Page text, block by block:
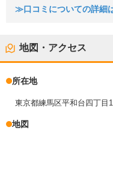
≫口コミについての詳細
地図・アクセス
所在地
東京都練馬区平和台四丁目
地図